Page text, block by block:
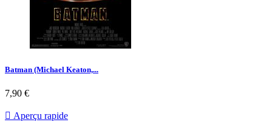
Batman (Michael Keaton,...
Prix
7,90 €
 Aperçu rapide